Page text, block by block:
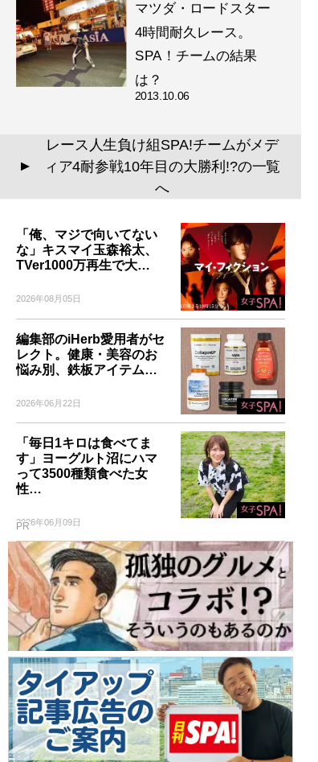
マツダ・ロードスター
4時間耐久レース。
SPA！チームの結果
は？
2013.10.06
▲
レース人生負け組SPA!チームがメデ
ィア4耐参戦10年目の大勝利!?の一覧
へ
「俺、マジで向いてない
な」キスマイ玉森裕太、
TVer1000万再生で大…
2026年08月05日
編集部のiHerb愛用者がセ
レクト。健康・美容のお
悩み別、鉄板アイテム…
2026年06月22日
「毎日1キロは食べてま
す」ヨーグルト沼にハマ
って3500種類食べた女
性…
2026年06月09日
PR